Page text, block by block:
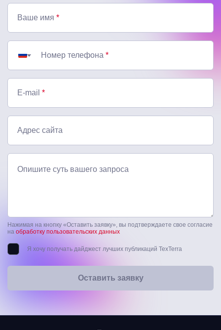
Ваше имя *
Номер телефона *
E-mail *
Адрес сайта
Опишите суть вашего запроса
Нажимая на кнопку «Оставить заявку», вы подтверждаете свое согласие
на обработку пользовательских данных
Я хочу получать дайджест лучших публикаций TexTerra
Оставить заявку